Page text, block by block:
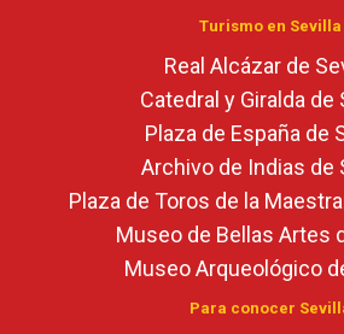
Turismo en Sevilla
Real Alcázar de
Catedral y Giralda de
Plaza de España de
Archivo de Indias de
Plaza de Toros de la
Museo de Bellas Artes
Museo Arqueológico
Para conocer